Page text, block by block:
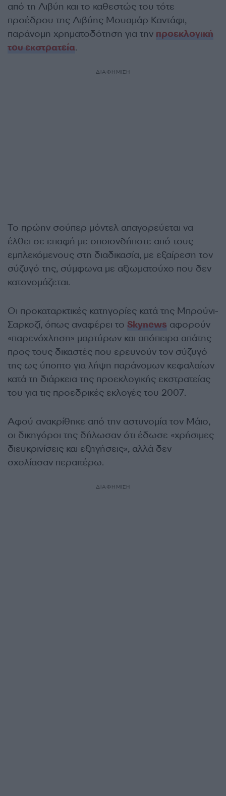
από τη Λιβύη και το καθεστώς του τότε
προέδρου της Λιβύης Μουαμάρ Καντάφι,
παράνομη χρηματοδότηση για την προεκλογική
του εκστρατεία.
ΔΙΑΦΗΜΙΣΗ
Το πρώην σούπερ μόντελ απαγορεύεται να
έλθει σε επαφή με οποιονδήποτε από τους
εμπλεκόμενους στη διαδικασία, με εξαίρεση τον
σύζυγό της, σύμφωνα με αξιωματούχο που δεν
κατονομάζεται.
Οι προκαταρκτικές κατηγορίες κατά της Μπρούνι-
Σαρκοζί, όπως αναφέρει το Skynews αφορούν
«παρενόχληση» μαρτύρων και απόπειρα απάτης
προς τους δικαστές που ερευνούν τον σύζυγό
της ως ύποπτο για λήψη παράνομων κεφαλαίων
κατά τη διάρκεια της προεκλογικής εκστρατείας
του για τις προεδρικές εκλογές του 2007.
Αφού ανακρίθηκε από την αστυνομία τον Μάιο,
οι δικηγόροι της δήλωσαν ότι έδωσε «χρήσιμες
διευκρινίσεις και εξηγήσεις», αλλά δεν
σχολίασαν περαιτέρω.
ΔΙΑΦΗΜΙΣΗ